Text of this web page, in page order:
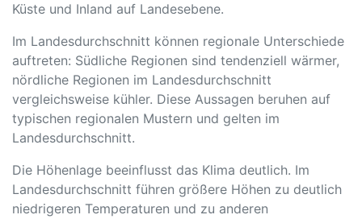
Küste und Inland auf Landesebene.
Im Landesdurchschnitt können regionale Unterschiede
auftreten: Südliche Regionen sind tendenziell wärmer,
nördliche Regionen im Landesdurchschnitt
vergleichsweise kühler. Diese Aussagen beruhen auf
typischen regionalen Mustern und gelten im
Landesdurchschnitt.
Die Höhenlage beeinflusst das Klima deutlich. Im
Landesdurchschnitt führen größere Höhen zu deutlich
niedrigeren Temperaturen und zu anderen